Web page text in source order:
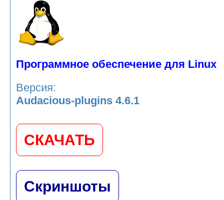
Программное обеспечение для Linux
Версия:
Audacious-plugins 4.6.1
СКАЧАТЬ
Скриншоты